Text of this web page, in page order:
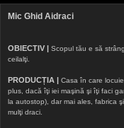
Mic Ghid Aidraci
OBIECTIV | Scopul tău e să
ceilalţi.
PRODUCȚIA | Casa în care
plus, dacă îţi iei maşină şi îţi faci
la autostop), dar mai ales, fabrica
mulţi draci.